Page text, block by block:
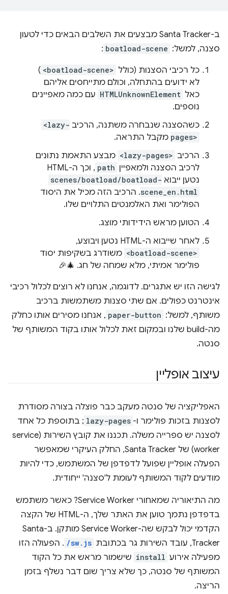
ב-Santa Tracker מבצעים את השלבים הבאים כדי לטעון
סצנה, למשל: boatload-scene
:
כל רכיבי הסצנות (כולל <boatload-scene>
)
לא ידועים בהתחלה, וכולם מתייחסים אליהם
כאל HTMLUnknownElement עם כמה מאפיינים
נוספים.
כשהסצנה שנבחרה משתנה, הרכיב <lazy-
pages> מקבל התראה.
הרכיב <lazy-pages> מבצע התאמת נתונים
לרכיב הסצנה ולמאפיין path
, וכך ה-HTML
נטען ייבוא scenes/boatload/boatload-
scene_en.html. הרכיב הזה מכיל את היסוד
הפולימר ואת האלמנטים התלויים שלו.
הטוען מראש הידידותי מוצג.
לאחר שייבוא ה-HTML נטען ויבוצע,
<boatload-scene> משודרג בשקיפות יסוד
פולימר אמיתי, מלא שמחה של חג. 🎄🎉
לגישה הזו יש אתגרים. לדוגמה, אנחנו לא רוצים לכלול רכיבי
אינטרנט כפולים. אם שתי סצנות משתמשות ברכיב
משותף, למשל: paper-button , אנחנו מסירים אותו כחלק
מה-build שלנו ובמקום זאת לכלול אותו בקוד המשותף של
סנטה.
עיצוב אופליין
האפליקציה של סנטה מעקב כבר פוצלה בצורה מסודרת
לסצנות בזכות פולימר ו- lazy-pages ; בתוספת כל אחד
לסצנה יש ספרייה משלה. תכננו את קובץ השירות (service
worker) של Santa Tracker, החלק העיקרי שמאפשר
הפעלה אופליין שפועל לדפדפן של המשתמש, כדי להיות
מודעים לקוד המשותף לעומת ל'סצנה' ייחודית.
מה התיאוריה שמאחורי Service Worker? כאשר משתמש
בדפדפן נתמך טוען את האתר שלך, ה-HTML של הקצה
הקדמי יכול לבקש שה-Service Worker מותקן. ב-Santa
Tracker, עובד השירות גר בכתובת
/sw.js . הפעולה הזו
מפעילה אירוע install שישמור מראש את כל הקוד
המשותף של סנטה, כך שלא צריך שום דבר נשלף בזמן
הריצה.